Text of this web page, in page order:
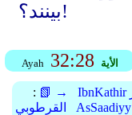
بینند؟!
Ayah 32:28 الأية
: 📗 →
القرطوبي